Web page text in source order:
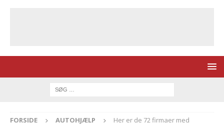
FORSIDE AUTOHJÆLP
Her er de 72 firmaer med